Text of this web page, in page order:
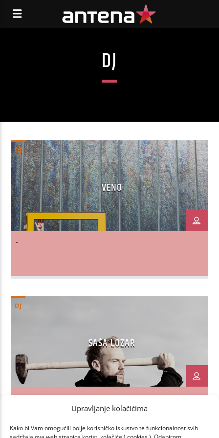
Upravljanje kolačićima
Kako bi Vam omogućili bolje korisničko iskustvo te funkcionalnost svih
DJ
DJ
VENO
-
DJ
SAŠA LOZAR
-